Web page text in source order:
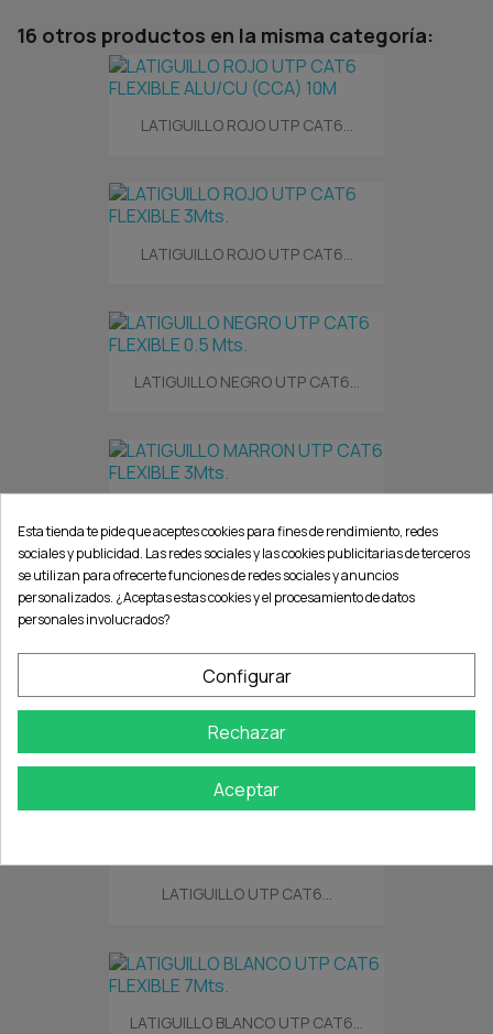
16 otros productos en la misma categoría:
LATIGUILLO ROJO UTP CAT6...
LATIGUILLO ROJO UTP CAT6...
LATIGUILLO NEGRO UTP CAT6...
LATIGUILLO AMARILLO UTP...
LATIGUILLO UTP CAT6...
LATIGUILLO BLANCO UTP CAT6...
Esta tienda te pide que aceptes cookies para fines de rendimiento, redes
sociales y publicidad. Las redes sociales y las cookies publicitarias de terceros
se utilizan para ofrecerte funciones de redes sociales y anuncios
personalizados. ¿Aceptas estas cookies y el procesamiento de datos
personales involucrados?
Configurar
Rechazar
Aceptar